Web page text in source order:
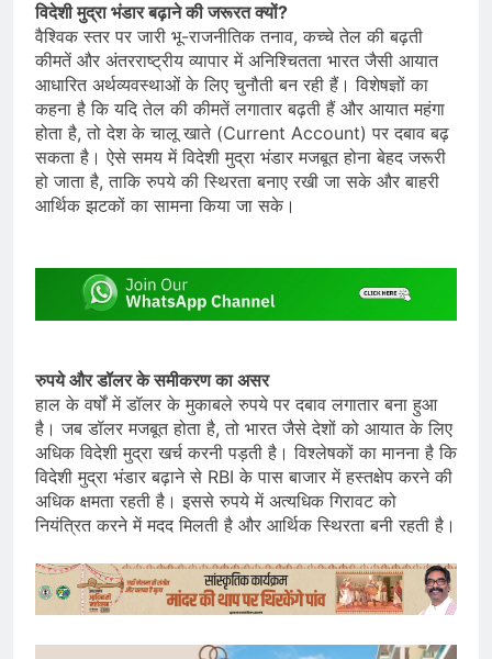
विदेशी मुद्रा भंडार बढ़ाने की जरूरत क्यों?
वैश्विक स्तर पर जारी भू-राजनीतिक तनाव, कच्चे तेल की बढ़ती
कीमतें और अंतरराष्ट्रीय व्यापार में अनिश्चितता भारत जैसी आयात
आधारित अर्थव्यवस्थाओं के लिए चुनौती बन रही हैं। विशेषज्ञों का
कहना है कि यदि तेल की कीमतें लगातार बढ़ती हैं और आयात महंगा
होता है, तो देश के चालू खाते (Current Account) पर दबाव बढ़
सकता है। ऐसे समय में विदेशी मुद्रा भंडार मजबूत होना बेहद जरूरी
हो जाता है, ताकि रुपये की स्थिरता बनाए रखी जा सके और बाहरी
आर्थिक झटकों का सामना किया जा सके।
रुपये और डॉलर के समीकरण का असर
हाल के वर्षों में डॉलर के मुकाबले रुपये पर दबाव लगातार बना हुआ
है। जब डॉलर मजबूत होता है, तो भारत जैसे देशों को आयात के लिए
अधिक विदेशी मुद्रा खर्च करनी पड़ती है। विश्लेषकों का मानना है कि
विदेशी मुद्रा भंडार बढ़ाने से RBI के पास बाजार में हस्तक्षेप करने की
अधिक क्षमता रहती है। इससे रुपये में अत्यधिक गिरावट को
नियंत्रित करने में मदद मिलती है और आर्थिक स्थिरता बनी रहती है।